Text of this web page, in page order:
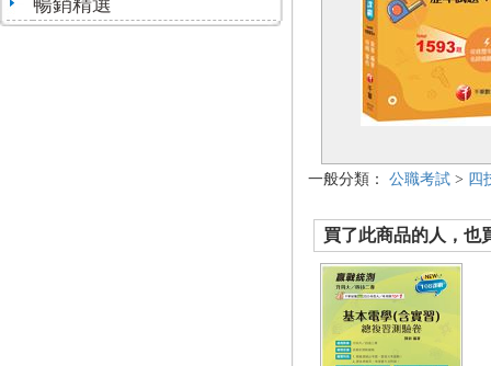
暢銷精選
一般分類： 公職考試 > 四
買了此商品的人，也